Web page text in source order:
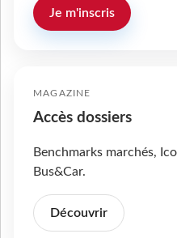
Je m'inscris
MAGAZINE
Accès dossiers
Benchmarks marchés,
Bus&Car.
Découvrir